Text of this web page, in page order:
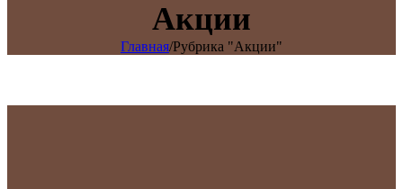
Акции
Главная/Рубрика "Акции"